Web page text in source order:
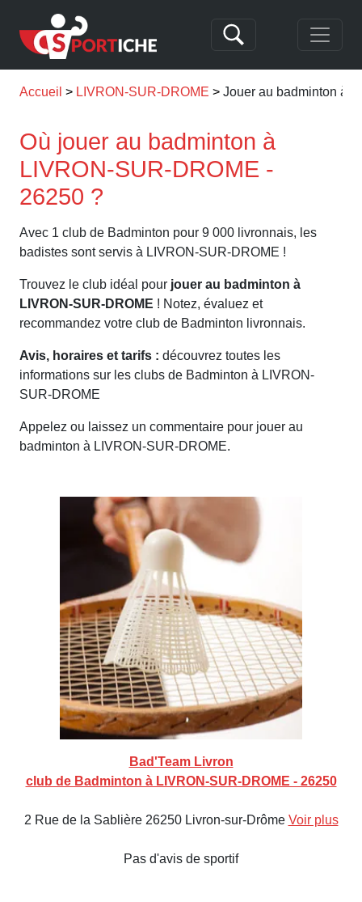
Accueil LIVRON-SUR-DROME Jouer au badminton à
Où jouer au badminton à
LIVRON-SUR-DROME -
26250 ?
Avec 1 club de Badminton pour 9 000 livronnais, les
badistes sont servis à LIVRON-SUR-DROME !
Trouvez le club idéal pour jouer au badminton à
LIVRON-SUR-DROME ! Notez, évaluez et
recommandez votre club de Badminton livronnais.
Avis, horaires et tarifs : découvrez toutes les
informations sur les clubs de Badminton à LIVRON-
SUR-DROME
Appelez ou laissez un commentaire pour jouer au
badminton à LIVRON-SUR-DROME.
Bad'Team Livron
club de Badminton à LIVRON-SUR-DROME - 26250
2 Rue de la Sablière 26250 Livron-sur-Drôme Voir plus
Pas d'avis de sportif